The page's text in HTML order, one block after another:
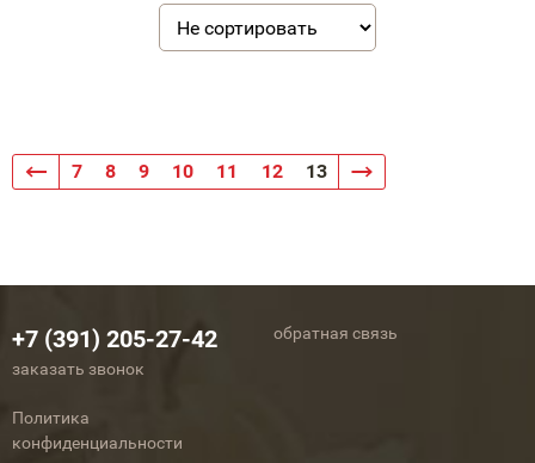
7 8 9 10 11 12 13
+7 (391) 205-27-42
заказать звонок
обратная связь
Политика
конфиденциальности